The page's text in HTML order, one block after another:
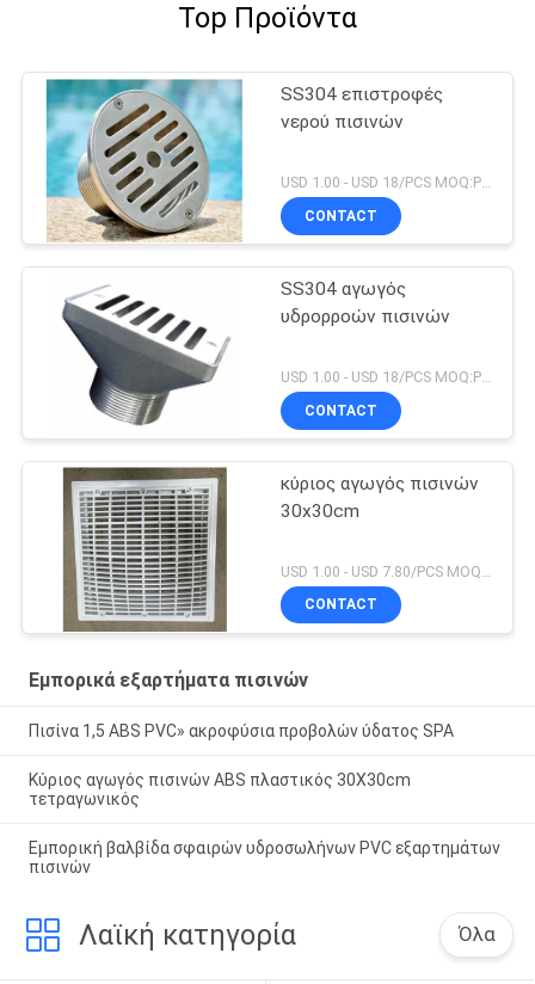
Top Προϊόντα
SS304 επιστροφές
νερού πισινών
CONTACT
SS304 αγωγός
υδρορροών πισινών
CONTACT
κύριος αγωγός πισινών
30x30cm
CONTACT
Εμπορικά εξαρτήματα πισινών
Πισίνα 1,5 ABS PVC» ακροφύσια προβολών ύδατος SPA
Κύριος αγωγός πισινών ABS πλαστικός 30X30cm
τετραγωνικός
Εμπορική βαλβίδα σφαιρών υδροσωλήνων PVC εξαρτημάτων
πισινών
Λαϊκή κατηγορία Όλα